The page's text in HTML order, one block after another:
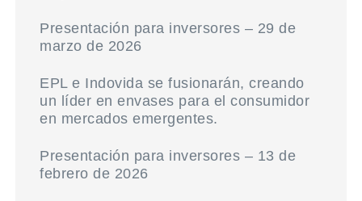
Presentación para inversores – 29 de
marzo de 2026
EPL e Indovida se fusionarán, creando
un líder en envases para el consumidor
en mercados emergentes.
Presentación para inversores – 13 de
febrero de 2026